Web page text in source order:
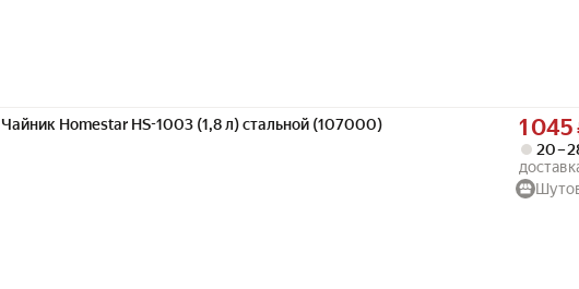
Чайник Homestar HS-1003 (1,8 л) стальной (107000) Цена
1 045
20 –